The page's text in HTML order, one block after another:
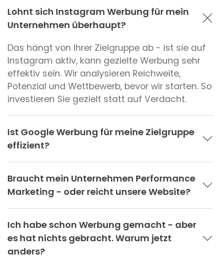
Lohnt sich Instagram Werbung für mein
Unternehmen überhaupt?
Das hängt von Ihrer Zielgruppe ab - ist sie auf
Instagram aktiv, kann gezielte Werbung sehr
effektiv sein. Wir analysieren Reichweite,
Potenzial und Wettbewerb, bevor wir starten. So
investieren Sie gezielt statt auf Verdacht.
Ist Google Werbung für meine Zielgruppe
effizient?
Braucht mein Unternehmen Performance
Marketing - oder reicht unsere Website?
Ich habe schon Werbung gemacht - aber
es hat nichts gebracht. Warum jetzt
anders?